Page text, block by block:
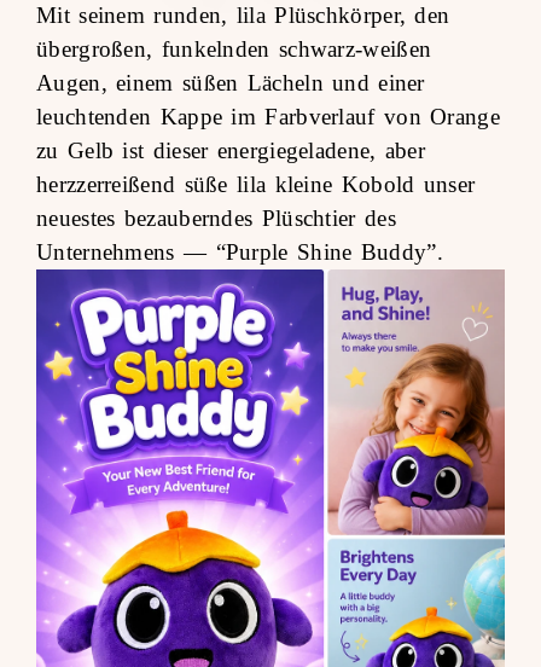
Mit seinem runden, lila Plüschkörper, den
übergroßen, funkelnden schwarz-weißen
Augen, einem süßen Lächeln und einer
leuchtenden Kappe im Farbverlauf von Orange
zu Gelb ist dieser energiegeladene, aber
herzzerreißend süße lila kleine Kobold unser
neuestes bezauberndes Plüschtier des
Unternehmens — “Purple Shine Buddy”.